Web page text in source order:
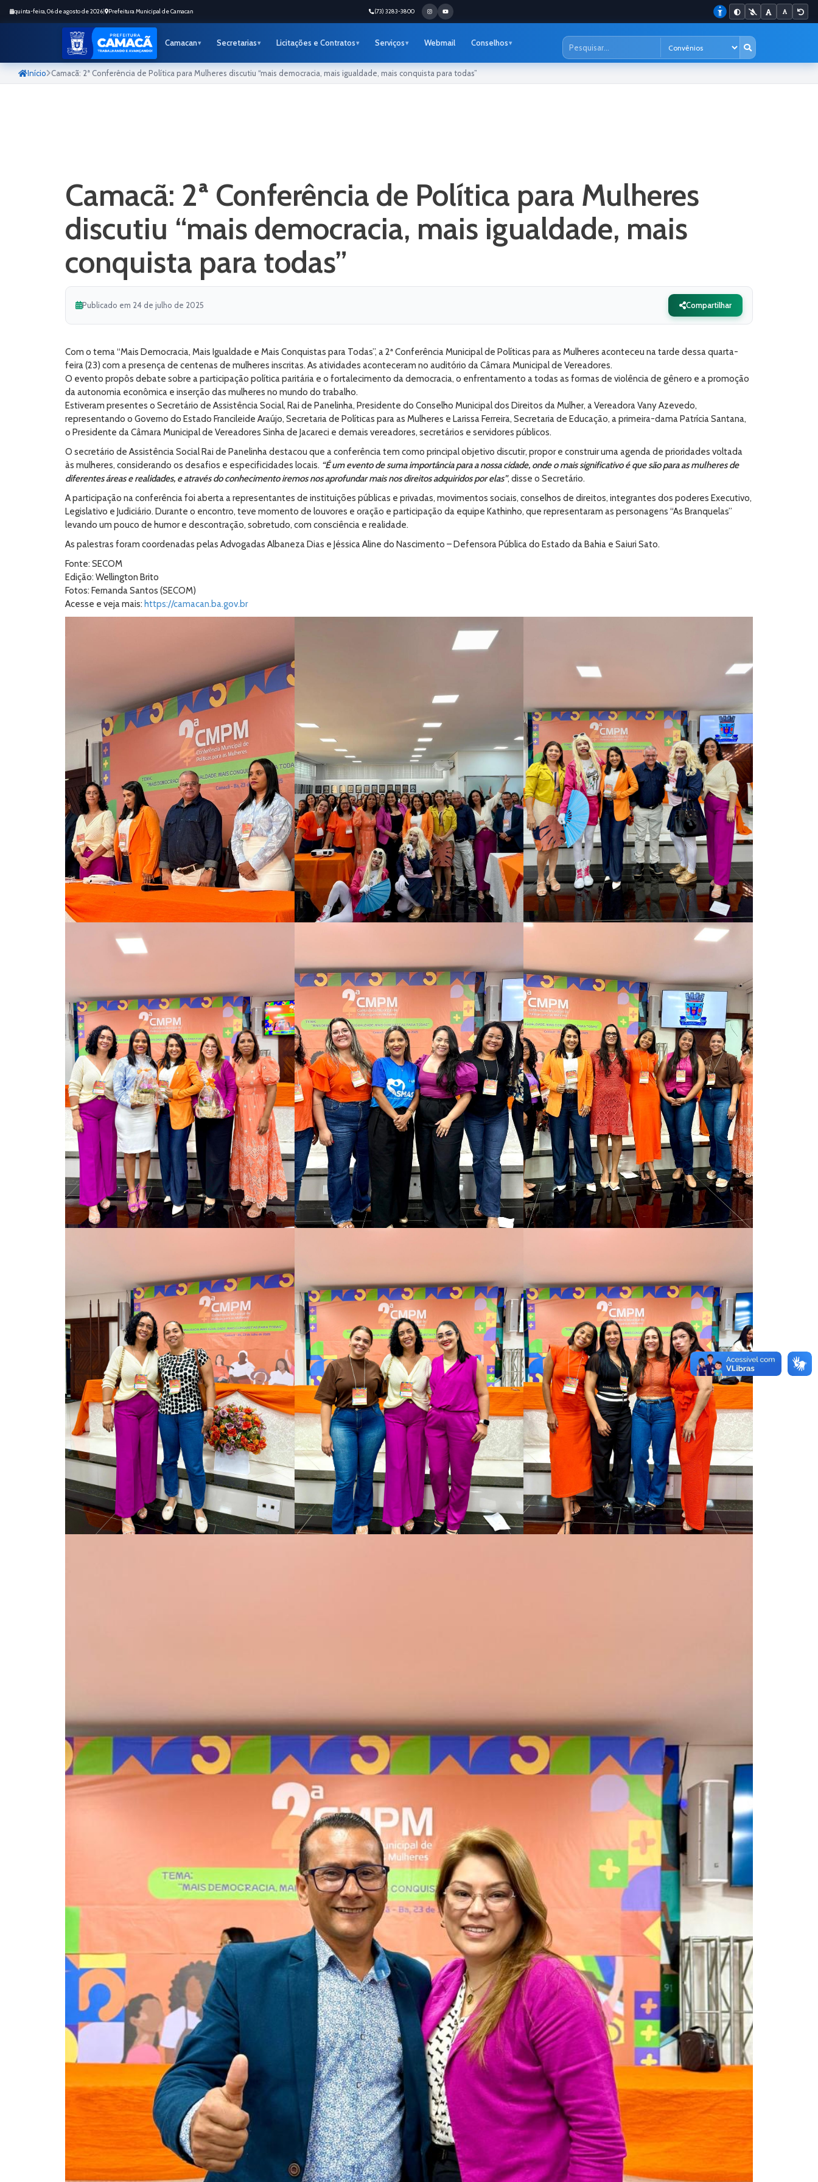
quinta-feira, 06 de agosto de 2026 Prefeitura Municipal de Camacan (73) 3283-3800
Camacan Secretarias Licitações e Contratos Serviços Webmail Conselhos
Início Camacã: 2ª Conferência de Política para Mulheres discutiu “mais democracia, mais igualdade, mais conquista para todas”
Camacã: 2ª Conferência de Política para Mulheres
discutiu “mais democracia, mais igualdade, mais
conquista para todas”
Publicado em 24 de julho de 2025 Compartilhar
Com o tema “Mais Democracia, Mais Igualdade e Mais Conquistas para Todas”, a 2ª Conferência Municipal de Políticas para as Mulheres aconteceu na tarde dessa quarta-
feira (23) com a presença de centenas de mulheres inscritas. As atividades aconteceram no auditório da Câmara Municipal de Vereadores.
O evento propôs debate sobre a participação política paritária e o fortalecimento da democracia, o enfrentamento a todas as formas de violência de gênero e a promoção
da autonomia econômica e inserção das mulheres no mundo do trabalho.
Estiveram presentes o Secretário de Assistência Social, Rai de Panelinha, Presidente do Conselho Municipal dos Direitos da Mulher, a Vereadora Vany Azevedo,
representando o Governo do Estado Francileide Araújo, Secretaria de Políticas para as Mulheres e Larissa Ferreira, Secretaria de Educação, a primeira-dama Patrícia Santana,
o Presidente da Câmara Municipal de Vereadores Sinha de Jacareci e demais vereadores, secretários e servidores públicos.
O secretário de Assistência Social Rai de Panelinha destacou que a conferência tem como principal objetivo discutir, propor e construir uma agenda de prioridades voltada
às mulheres, considerando os desafios e especificidades locais. “É um evento de suma importância para a nossa cidade, onde o mais significativo é que são para as mulheres de
diferentes áreas e realidades, e através do conhecimento iremos nos aprofundar mais nos direitos adquiridos por elas”, disse o Secretário.
A participação na conferência foi aberta a representantes de instituições públicas e privadas, movimentos sociais, conselhos de direitos, integrantes dos poderes Executivo,
Legislativo e Judiciário. Durante o encontro, teve momento de louvores e oração e participação da equipe Kathinho, que representaram as personagens “As Branquelas”
levando um pouco de humor e descontração, sobretudo, com consciência e realidade.
As palestras foram coordenadas pelas Advogadas Albaneza Dias e Jéssica Aline do Nascimento – Defensora Pública do Estado da Bahia e Saiuri Sato.
Fonte: SECOM
Edição: Wellington Brito
Fotos: Fernanda Santos (SECOM)
Acesse e veja mais: https://camacan.ba.gov.br